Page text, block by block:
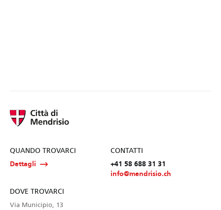
QUANDO TROVARCI
Dettagli
CONTATTI
+41 58 688 31 31
info@mendrisio.ch
DOVE TROVARCI
Via Municipio, 13